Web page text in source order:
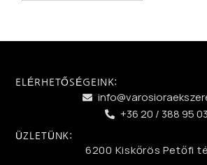
ELÉRHETŐSÉGEINK:
+36 20 / 388 95 03
ÜZLETÜNK:
6200 Kiskőrös Petőfi